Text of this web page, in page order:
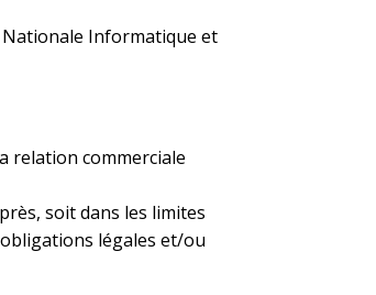
Nationale Informatique et
relation commerciale
soit dans les limites
légales et/ou